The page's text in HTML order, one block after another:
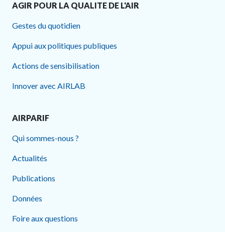
AGIR POUR LA QUALITE DE L'AIR
Gestes du quotidien
Appui aux politiques publiques
Actions de sensibilisation
Innover avec AIRLAB
AIRPARIF
Qui sommes-nous ?
Actualités
Publications
Données
Foire aux questions